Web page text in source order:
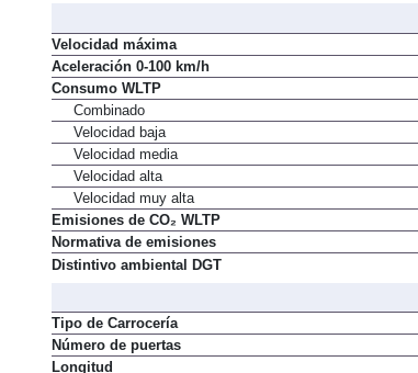
Velocidad máxima
Aceleración 0-100 km/h
Consumo WLTP
Combinado
Velocidad baja
Velocidad media
Velocidad alta
Velocidad muy alta
Emisiones de CO₂ WLTP
Normativa de emisiones
Tipo de Carrocería
Número de puertas